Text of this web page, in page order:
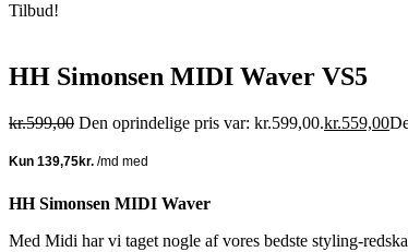
Tilbud!
HH Simonsen MIDI Waver VS5
kr.599,00 Den oprindelige pris var: kr.599,00.kr.559,00
HH Simonsen MIDI Waver
Med Midi har vi taget nogle af vores bedste styling-